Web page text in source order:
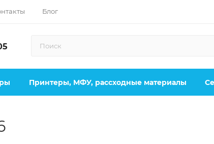
Блог
Принтеры, МФУ, рассходные материалы